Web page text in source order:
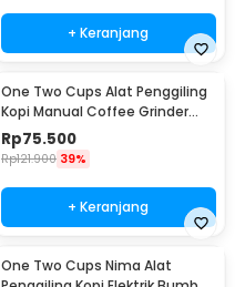
+ Keranjang
One Two Cups Alat Penggiling
Kopi Manual Coffee Grinder
Wood - 16290
Rp75.500
Rp121.900 39%
+ Keranjang
One Two Cups Nima Alat